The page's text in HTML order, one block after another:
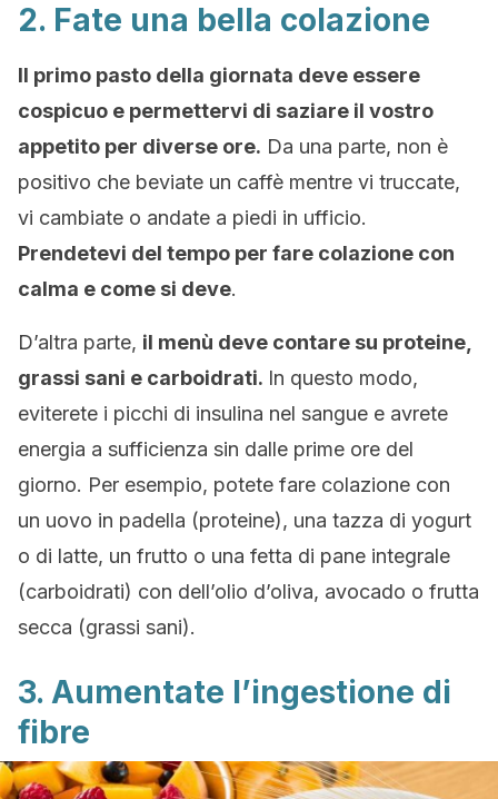
2. Fate una bella colazione
Il primo pasto della giornata deve essere
cospicuo e permettervi di saziare il vostro
appetito per diverse ore. Da una parte, non è
positivo che beviate un caffè mentre vi truccate,
vi cambiate o andate a piedi in ufficio.
Prendetevi del tempo per fare colazione con
calma e come si deve.
D’altra parte, il menù deve contare su proteine,
grassi sani e carboidrati. In questo modo,
eviterete i picchi di insulina nel sangue e avrete
energia a sufficienza sin dalle prime ore del
giorno. Per esempio, potete fare colazione con
un uovo in padella (proteine), una tazza di yogurt
o di latte, un frutto o una fetta di pane integrale
(carboidrati) con dell’olio d’oliva, avocado o frutta
secca (grassi sani).
3. Aumentate l’ingestione di
fibre